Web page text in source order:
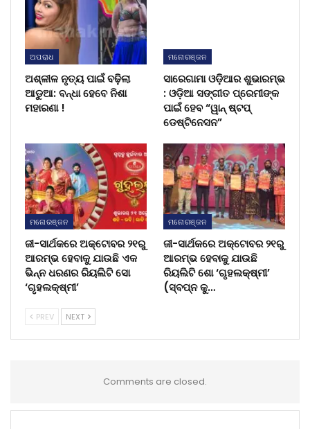
ଅପରାଧ
ଅଶ୍ଳୀଳ ନୃତ୍ୟ ପାଇଁ ବଢ଼ିଲା
ଆଡୁଆ: ବନ୍ଧା ହେବେ ନିଶା
ମହାରଣା !
ମନୋରଞ୍ଜନ
ସାରେଗାମା ଓଡ଼ିଆର ଶୁଭାରମ୍ଭ
: ଓଡ଼ିଆ ସଙ୍ଗୀତ ପ୍ରେମୀଙ୍କ
ପାଇଁ ହେବ “ୱାନ୍ ଷ୍ଟପ୍
ଡେଷ୍ଟିନେସନ”
ମନୋରଞ୍ଜନ
ଜୀ-ସାର୍ଥକରେ ଅକ୍ଟୋବର ୨୧ରୁ
ଆରମ୍ଭ ହେବାକୁ ଯାଉଛି ଏକ
ଭିନ୍ନ ଧରଣର ରିୟଲିଟି ସୋ
‘ଗୃହଲକ୍ଷ୍ମୀ’
ମନୋରଞ୍ଜନ
ଜୀ-ସାର୍ଥକରେ ଅକ୍ଟୋବର ୨୧ରୁ
ଆରମ୍ଭ ହେବାକୁ ଯାଉଛି
ରିୟଲିଟି ଶୋ ‘ଗୃହଲକ୍ଷ୍ମୀ’
(ସ୍ବପ୍ନ କୁ…
PREV NEXT
Comments are closed.